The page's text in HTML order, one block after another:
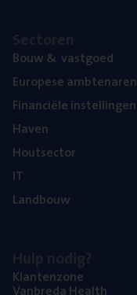
Bouw& vastgoed
Euro­pe­se ambtenaren
Finan­ci­ë­le instellingen
Haven
Hout­sec­tor
IT
Land­bouw
Klan­ten­zo­ne
Van­b­re­da Health